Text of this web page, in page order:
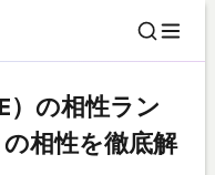
）の相性ラン
相性を徹底解